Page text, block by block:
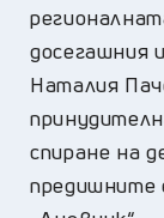
досегашния
Наталия
спиране на
предишните